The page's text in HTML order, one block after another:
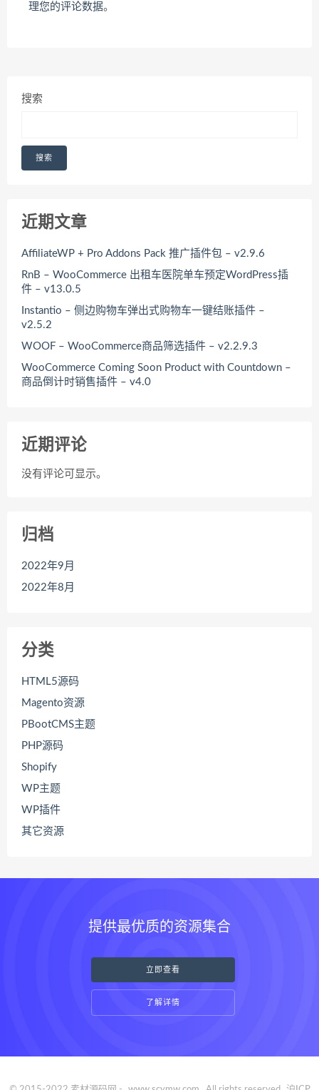
理您的评论数据。
搜索
搜索
近期文章
AffiliateWP + Pro Addons Pack 推广插件包 – v2.9.6
RnB – WooCommerce 出租车医院单车预定WordPress插
件 – v13.0.5
Instantio – 侧边购物车弹出式购物车一键结账插件 –
v2.5.2
WOOF – WooCommerce商品筛选插件 – v2.2.9.3
WooCommerce Coming Soon Product with Countdown –
商品倒计时销售插件 – v4.0
近期评论
没有评论可显示。
归档
2022年9月
2022年8月
分类
HTML5源码
Magento资源
PBootCMS主题
PHP源码
Shopify
WP主题
WP插件
其它资源
提供最优质的资源集合
立即查看
了解详情